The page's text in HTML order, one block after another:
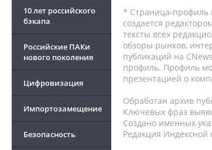
10 лет российского
бэкапа
Российские ПАКи
нового поколения
Цифровизация
Импортозамещение
Безопасность
* Страница-профиль
создается
тексты всех
обзоры рынков,
публикаций на
профиль. Профиль
презентацией о
Обработан архив
Ключевых фраз
Создано именных
Редакция Индексной